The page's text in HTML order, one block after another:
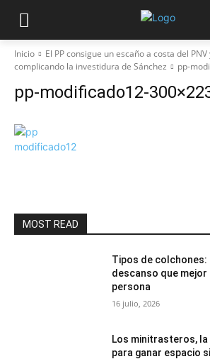
Inicio
El PP consigue un escaño a costa del
complicando la investidura de Sánchez
pp-
pp-modificado12-
MOST READ
Tipos de colchones:
descanso que mejor
persona
16 julio, 2026
Los minitrasteros,
para ganar espacio